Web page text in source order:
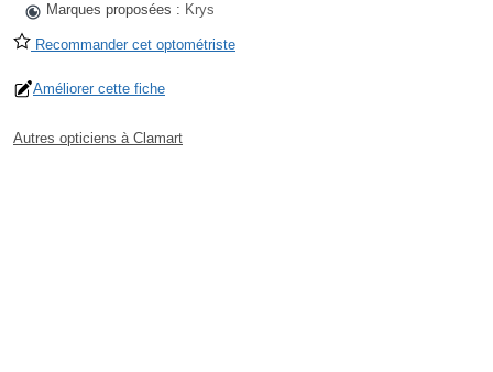
Marques proposées : Krys
Recommander cet optométriste
Améliorer cette fiche
Autres opticiens à Clamart